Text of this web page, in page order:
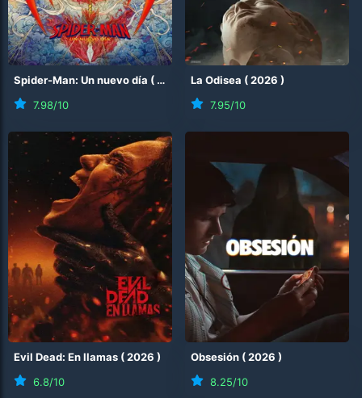
Spider-Man: Un nuevo día ( 2026
7.98/10
La Odisea (2026 )
7.95/10
Evil Dead: En llamas (2026 )
6.8/10
Obsesión (2026 )
8.25/10